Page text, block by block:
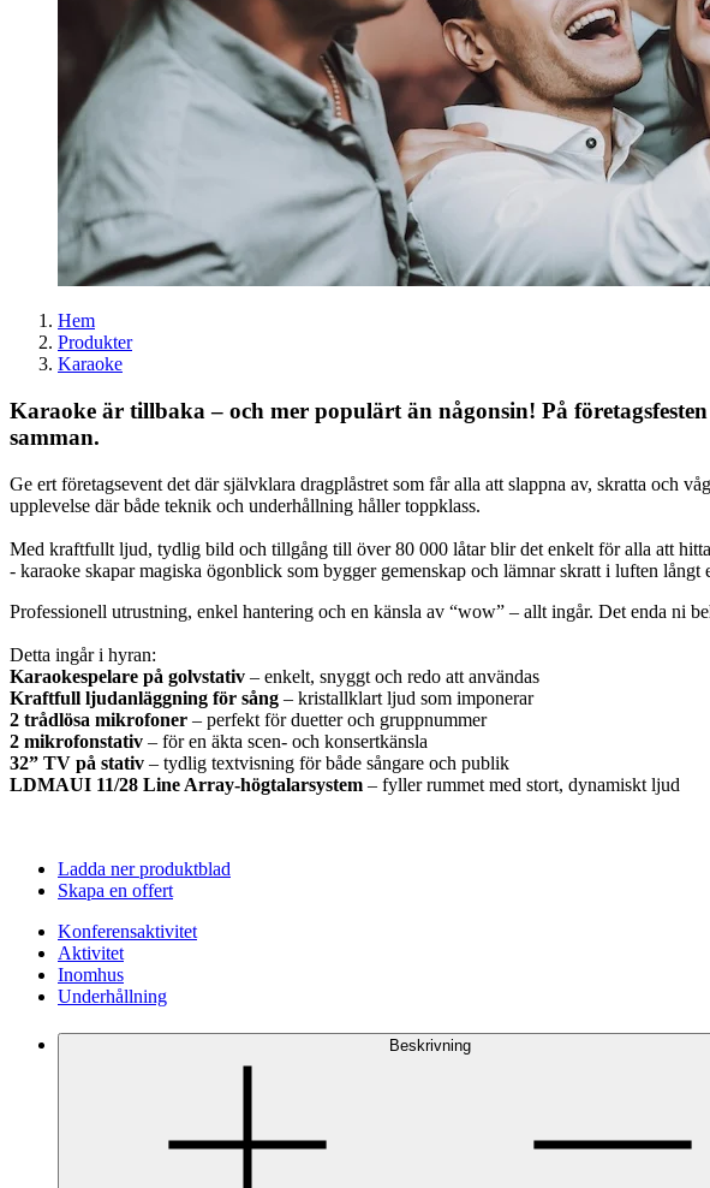
Hem
Produkter
Karaoke
Karaoke är tillbaka – och mer populärt än någonsin! På
samman.
Ge ert företagsevent det där självklara dragplåstret som får alla att slappna av, skratta och
upplevelse där både teknik och underhållning håller toppklass.
Med kraftfullt ljud, tydlig bild och tillgång till över 80 000 låtar blir det enkelt för alla att
- karaoke skapar magiska ögonblick som bygger gemenskap och lämnar skratt i luften långt
Professionell utrustning, enkel hantering och en känsla av “wow” – allt ingår. Det enda ni
Detta ingår i hyran:
Karaokespelare på golvstativ – enkelt, snyggt och redo att användas
Kraftfull ljudanläggning för sång – kristallklart ljud som imponerar
2 trådlösa mikrofoner – perfekt för duetter och gruppnummer
2 mikrofonstativ – för en äkta scen- och konsertkänsla
32” TV på stativ – tydlig textvisning för både sångare och publik
LDMAUI 11/28 Line Array-högtalarsystem – fyller rummet med stort, dynamiskt ljud
Ladda ner produktblad
Skapa en offert
Konferensaktivitet
Aktivitet
Inomhus
Underhållning
Beskrivning